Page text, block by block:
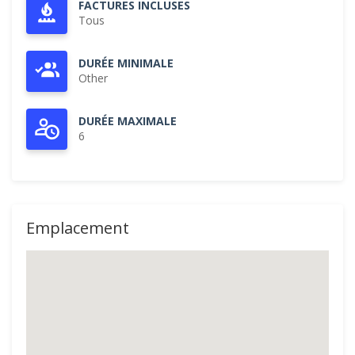
FACTURES INCLUSES
Tous
DURÉE MINIMALE
Other
DURÉE MAXIMALE
6
Emplacement